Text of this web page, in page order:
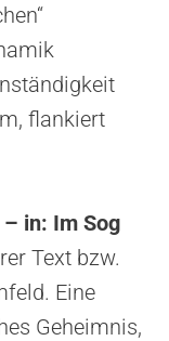
flankiert
in: Im Sog
Text bzw.
Eine
Geheimnis,